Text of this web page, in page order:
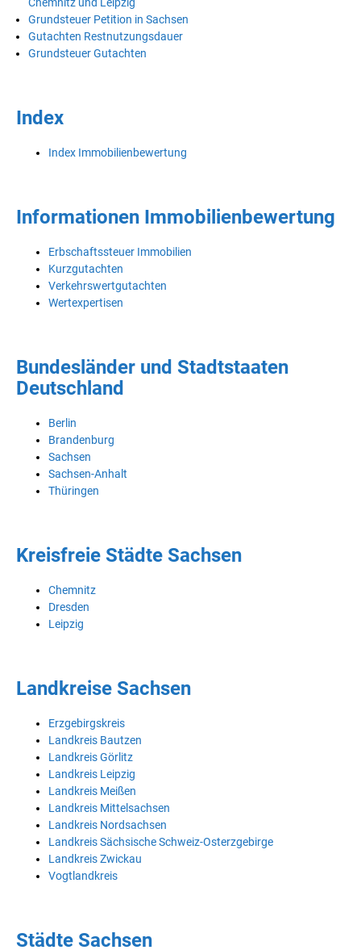
Chemnitz und Leipzig
Grundsteuer Petition in Sachsen
Gutachten Restnutzungsdauer
Grundsteuer Gutachten
Index
Index Immobilienbewertung
Informationen Immobilienbewertung
Erbschaftssteuer Immobilien
Kurzgutachten
Verkehrswertgutachten
Wertexpertisen
Bundesländer und Stadtstaaten
Deutschland
Berlin
Brandenburg
Sachsen
Sachsen-Anhalt
Thüringen
Kreisfreie Städte Sachsen
Chemnitz
Dresden
Leipzig
Landkreise Sachsen
Erzgebirgskreis
Landkreis Bautzen
Landkreis Görlitz
Landkreis Leipzig
Landkreis Meißen
Landkreis Mittelsachsen
Landkreis Nordsachsen
Landkreis Sächsische Schweiz-Osterzgebirge
Landkreis Zwickau
Vogtlandkreis
Städte Sachsen